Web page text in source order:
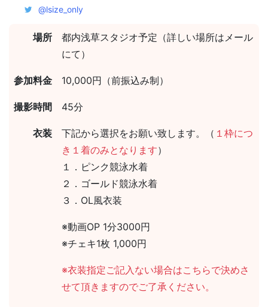
@lsize_only
場所
都内浅草スタジオ予定（詳しい場所はメール
にて）
参加料金 10,000円（前振込み制）
撮影時間 45分
衣装 下記から選択をお願い致します。（ １枠につ
き１着のみとなります）
１．ピンク競泳水着
２．ゴールド競泳水着
３．OL風衣装
※動画OP 1分3000円
※チェキ1枚 1,000円
※衣装指定ご記入ない場合はこちらで決めさ
せて頂きますのでご了承ください。